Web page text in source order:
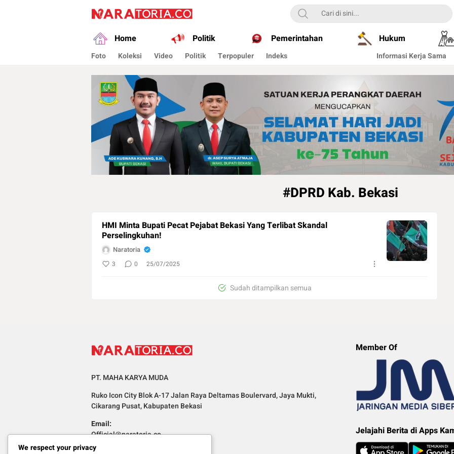
naratoria.co
Narasikan Fakta dan Data
Home Politik Pemerintahan Hukum
Foto Koleksi Video Politik Terpopuler Indeks Informasi Kerja Sama
#DPRD Kab. Bekasi
HMI Minta Bupati Pecat Pejabat Bekasi Yang Terlibat Skandal
Perselingkuhan!
Naratoria
3 0 25/07/2025
Sudah ditampilkan semua
PT. MAHA KARYA MUDA
Ruko Icon City Blok A-17 Jalan Raya Deltamas Boulervard, Jaya Mukti,
Cikarang Pusat, Kabupaten Bekasi
Email:
Official@naratoria.co
Member Of
Jelajahi Berita di Apps
We respect your privacy